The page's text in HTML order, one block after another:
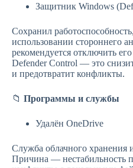
Защитник Windows
Сохранил
использовании стороннего
рекомендуется отключить
Defender Control — это
и предотвратит конфликты.
📁 Программы и службы
Удалён OneDrive
Служба облачного хранения
Причина — нестабильность